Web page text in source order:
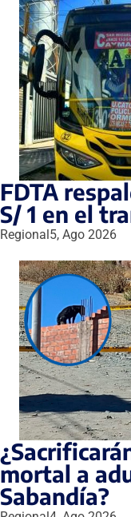
FDTA
S/ 1 en el
Regional5, Ago 2026
mortal a
Sabandía?